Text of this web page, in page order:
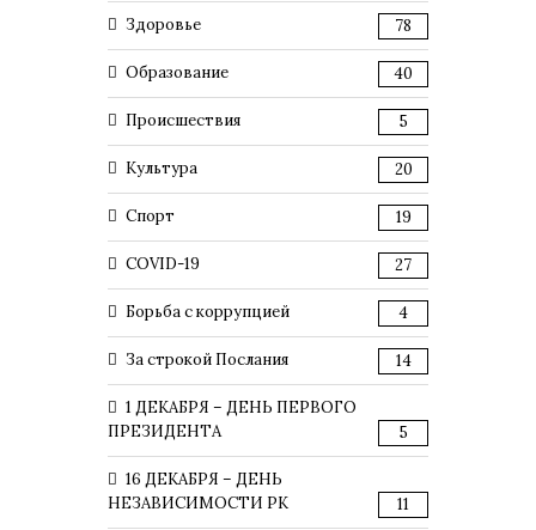
Здоровье 78
Образование 40
Происшествия 5
Культура 20
Спорт 19
COVID-19 27
Борьба с коррупцией 4
За строкой Послания 14
1 ДЕКАБРЯ – ДЕНЬ ПЕРВОГО
ПРЕЗИДЕНТА
5
16 ДЕКАБРЯ – ДЕНЬ
НЕЗАВИСИМОСТИ РК
11